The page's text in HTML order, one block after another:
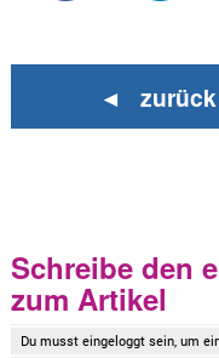
◄ zurück
Schreibe den
zum Artikel